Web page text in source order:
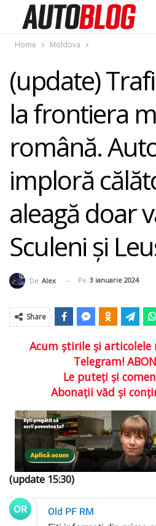
Home Moldova
(update)
la frontiera
română.
imploră
aleagă doar
Sculeni și
De Alex Pe 3 ianuarie 2024
Share
Acum ştirile şi articolele
Telegram!
Le puteţi şi
Abonaţii văd şi
(update 15:30)